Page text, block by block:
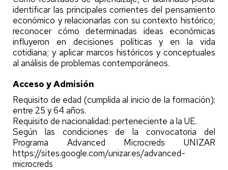
identificar las principales corrientes del pensamiento
económico y relacionarlas con su contexto histórico;
reconocer cómo determinadas ideas económicas
influyeron en decisiones políticas y en la vida
cotidiana; y aplicar marcos históricos y conceptuales
al análisis de problemas contemporáneos.
Acceso y Admisión
Requisito de edad (cumplida al inicio de la formación):
entre 25 y 64 años.
Requisito de nacionalidad: perteneciente a la UE.
Según las condiciones de la convocatoria del
Programa Advanced Microcreds UNIZAR
https://sites.google.com/unizar.es/advanced-
microcreds